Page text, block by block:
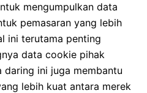
mengumpulkan data
pemasaran yang lebih
ini terutama penting
data cookie pihak
daring ini juga membantu
lebih kuat antara merek